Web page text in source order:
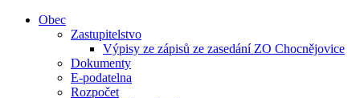
Obec
Zastupitelstvo
Výpisy ze zápisů ze zasedání ZO Chocnějovice
Dokumenty
E-podatelna
Rozpočet